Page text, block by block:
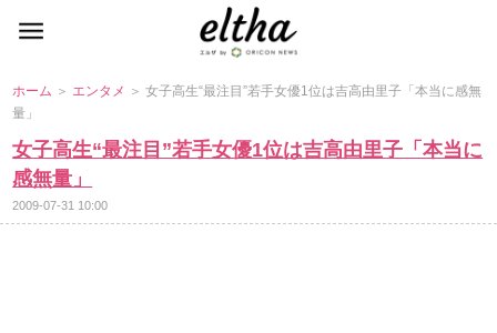
ホーム ＞ エンタメ ＞ 女子高生“最注目”若手女優1位は吉高由里子「本当に感無
量」
女子高生“最注目”若手女優1位は吉高由里子「本当に
感無量」
2009-07-31 10:00